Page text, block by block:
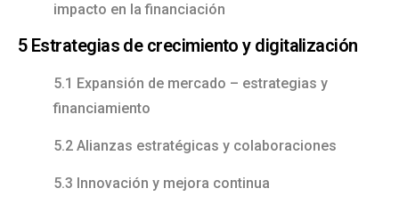
impacto en la financiación
5 Estrategias de crecimiento y digitalización
5.1 Expansión de mercado – estrategias y
financiamiento
5.2 Alianzas estratégicas y colaboraciones
5.3 Innovación y mejora continua